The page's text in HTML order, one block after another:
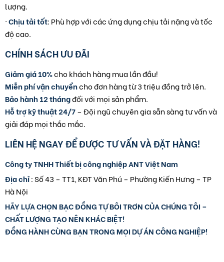
lượng.
·Chịu tải tốt: Phù hợp với các ứng dụng chịu tải nặng và tốc
độ cao.
CHÍNH SÁCH ƯU ĐÃI
Giảm giá 10%cho khách hàng mua lần đầu!
Miễn phí vận chuyểncho đơn hàng từ 3 triệu đồng trở lên.
Bảo hành 12 thángđối với mọi sản phẩm.
Hỗ trợ kỹ thuật 24/7– Đội ngũ chuyên gia sẵn sàng tư vấn và
giải đáp mọi thắc mắc.
LIÊN HỆ NGAY ĐỂ ĐƯỢC TƯ VẤN VÀ ĐẶT HÀNG!
Công ty TNHH Thiết bị công nghiệp ANT Việt Nam
Địa chỉ: Số 43 – TT1, KĐT Văn Phú – Phường Kiến Hưng – TP
Hà Nội
HÃY LỰA CHỌN BẠC ĐỒNG TỰ BÔI TRƠN CỦA CHÚNG TÔI –
CHẤT LƯỢNG TẠO NÊN KHÁC BIỆT!
ĐỒNG HÀNH CÙNG BẠN TRONG MỌI DỰ ÁN CÔNG NGHIỆP!